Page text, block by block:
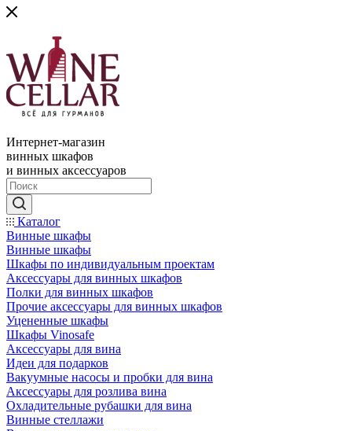
Интернет-магазин
винных шкафов
и винных аксессуаров
Каталог
Винные шкафы
Винные шкафы
Шкафы по индивидуальным проектам
Аксессуары для винных шкафов
Полки для винных шкафов
Прочие аксессуары для винных шкафов
Уцененные шкафы
Шкафы Vinosafe
Аксессуары для вина
Идеи для подарков
Вакуумные насосы и пробки для вина
Аксессуары для розлива вина
Охладительные рубашки для вина
Винные стеллажи